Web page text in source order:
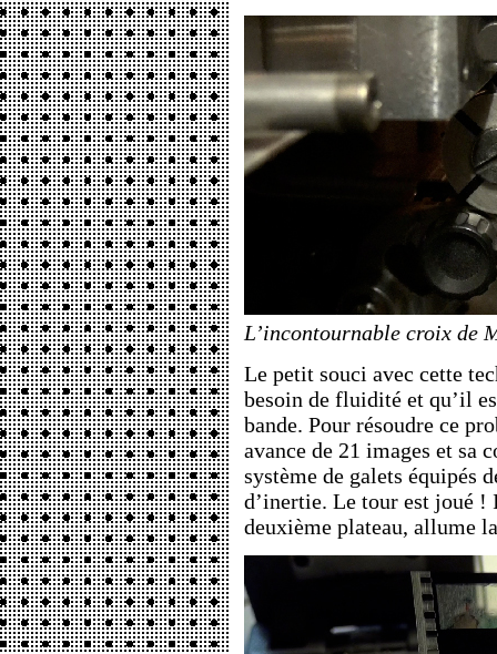
L’incontournable croix de
Le petit souci avec cette
besoin de fluidité et qu’il
bande. Pour résoudre ce
avance de 21 images et sa
système de galets équipés
d’inertie. Le tour est joué
deuxième plateau, allume